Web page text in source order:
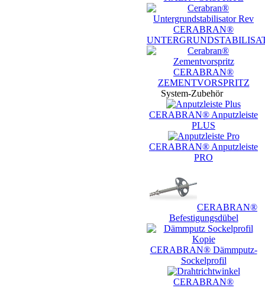
CERABRAN®
CERABRAN®
ZEMENTVORSPRITZ
System-Zubehör
CERABRAN® Anputzleiste
PLUS
CERABRAN® Anputzleiste
PRO
CERABRAN®
Befestigungsdübel
CERABRAN® Dämmputz-
Sockelprofil
CERABRAN®